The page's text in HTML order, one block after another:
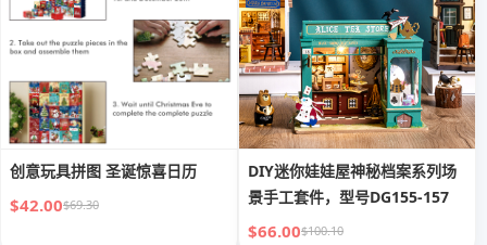
创意玩具拼图 圣诞惊喜日历
$42.00$69.30
DIY迷你娃娃屋神秘档案系列场
景手工套件，型号DG155-157
$66.00$100.10